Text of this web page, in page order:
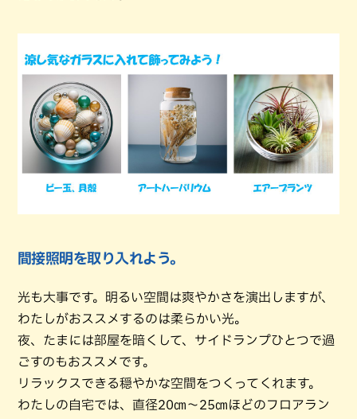
間接照明を取り入れよう。
光も大事です。明るい空間は爽やかさを演出しますが、
わたしがおススメするのは柔らかい光。
夜、たまには部屋を暗くして、サイドランプひとつで過
ごすのもおススメです。
リラックスできる穏やかな空間をつくってくれます。
わたしの自宅では、直径20㎝～25㎝ほどのフロアラン